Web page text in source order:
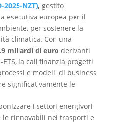
2025-NZT), gestito
esecutiva europea per il
per sostenere la
climatica. Con una
miliardi di euro derivanti
la call finanzia progetti
e modelli di business
significativamente le
i settori energivori
le rinnovabili nei trasporti e